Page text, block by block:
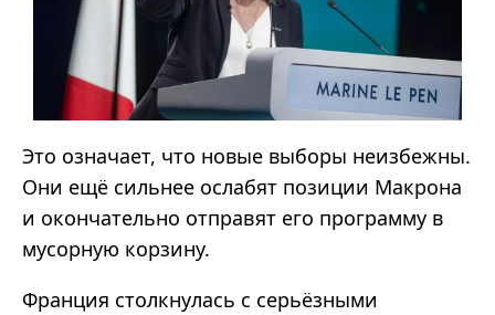
Это означает, что новые выборы неизбежны.
Они ещё сильнее ослабят позиции Макрона
и окончательно отправят его программу в
мусорную корзину.
Франция столкнулась с серьёзными